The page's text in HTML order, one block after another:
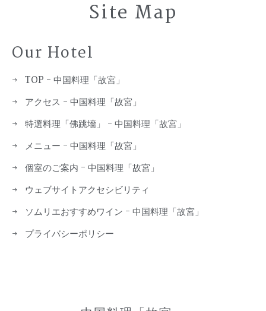
Site Map
Our Hotel
TOP - 中国料理「故宮」
アクセス - 中国料理「故宮」
特選料理「佛跳墻」 - 中国料理「故宮」
メニュー - 中国料理「故宮」
個室のご案内 - 中国料理「故宮」
ウェブサイトアクセシビリティ
ソムリエおすすめワイン - 中国料理「故宮」
プライバシーポリシー